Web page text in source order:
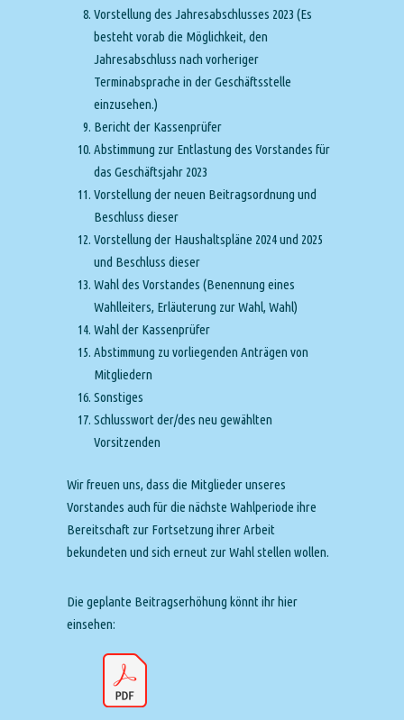
Vorstellung des Jahresabschlusses 2023 (Es
besteht vorab die Möglichkeit, den
Jahresabschluss nach vorheriger
Terminabsprache in der Geschäftsstelle
einzusehen.)
Bericht der Kassenprüfer
Abstimmung zur Entlastung des Vorstandes für
das Geschäftsjahr 2023
Vorstellung der neuen Beitragsordnung und
Beschluss dieser
Vorstellung der Haushaltspläne 2024 und 2025
und Beschluss dieser
Wahl des Vorstandes (Benennung eines
Wahlleiters, Erläuterung zur Wahl, Wahl)
Wahl der Kassenprüfer
Abstimmung zu vorliegenden Anträgen von
Mitgliedern
Sonstiges
Schlusswort der/des neu gewählten
Vorsitzenden
Wir freuen uns, dass die Mitglieder unseres
Vorstandes auch für die nächste Wahlperiode ihre
Bereitschaft zur Fortsetzung ihrer Arbeit
bekundeten und sich erneut zur Wahl stellen wollen.
Die geplante Beitragserhöhung könnt ihr hier
einsehen: